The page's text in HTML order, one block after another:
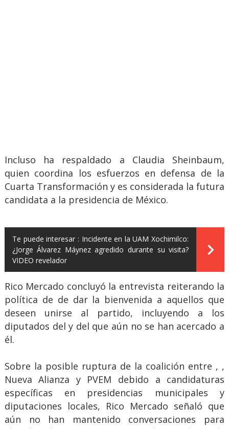
Incluso ha respaldado a Claudia Sheinbaum,
quien coordina los esfuerzos en defensa de la
Cuarta Transformación y es considerada la futura
candidata a la presidencia de México.
Te puede interesar : Incidente en la UAM Xochimilco:
¿Jorge Álvarez Máynez agredido durante su visita?
VIDEO revelador
Rico Mercado concluyó la entrevista reiterando la
política de de dar la bienvenida a aquellos que
deseen unirse al partido, incluyendo a los
diputados del y del que aún no se han acercado a
él.
Sobre la posible ruptura de la coalición entre , ,
Nueva Alianza y PVEM debido a candidaturas
específicas en presidencias municipales y
diputaciones locales, Rico Mercado señaló que
aún no han mantenido conversaciones para